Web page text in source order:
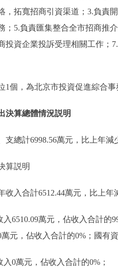
，拓寬招商引資渠道；3.負責
；5.負責匯集整合全市招商推
投資企業投訴受理相關工作；
1個，為北京市投資促進綜合
決算總體情況説明
支總計6998.56萬元，比上年減
算説明
收入合計6512.44萬元，比上年
入6510.09萬元，佔收入合計的
元，佔收入合計的0%；國有
入0萬元，佔收入合計的0%；